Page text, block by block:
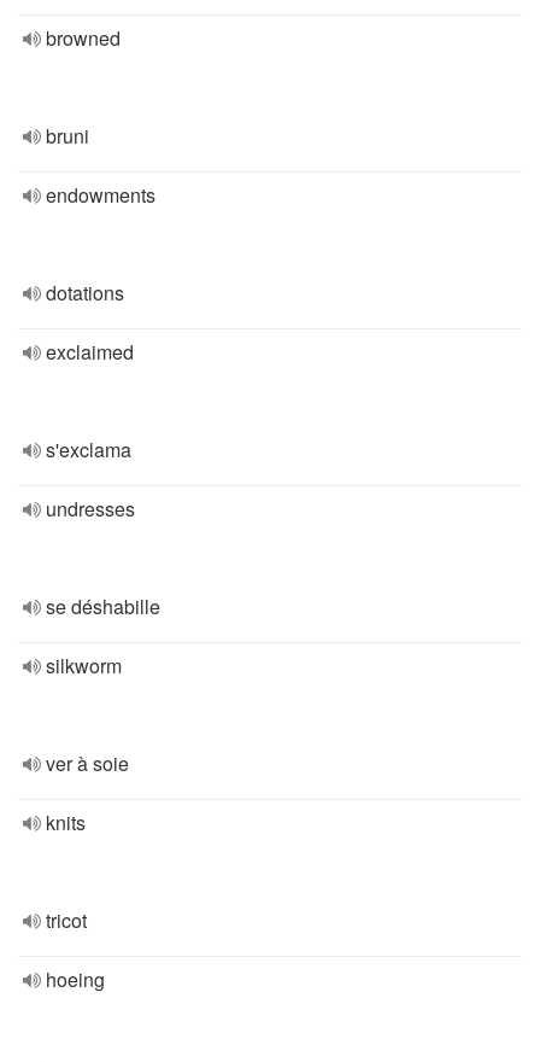
browned
bruni
endowments
dotations
exclaimed
s'exclama
undresses
se déshabille
silkworm
ver à soie
knits
tricot
hoeing